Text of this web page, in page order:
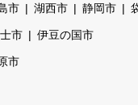
市 湖西市 静岡市
市 伊豆の国市
市